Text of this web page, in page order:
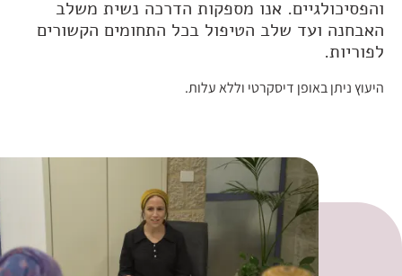
והפסיכולגיים. אנו מספקות הדרכה נשית משלב
האבחנה ועד שלב הטיפול בכל התחומים הקשורים
לפוריות.
היעוץ ניתן באופן דיסקרטי וללא עלות.